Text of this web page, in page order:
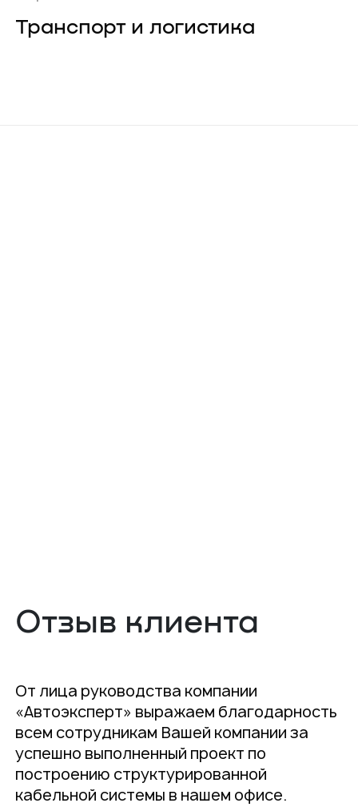
Транспорт и логистика
Отзыв клиента
От лица руководства компании
«Автоэксперт» выражаем благодарность
всем сотрудникам Вашей компании за
успешно выполненный проект по
построению структурированной
кабельной системы в нашем офисе.